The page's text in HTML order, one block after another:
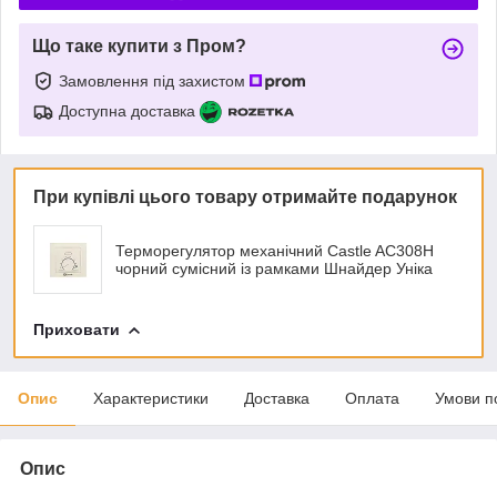
Що таке купити з Пром?
Замовлення під захистом
Доступна доставка
При купівлі цього товару отримайте подарунок
Терморегулятор механічний Castle AC308H
чорний сумісний із рамками Шнайдер Уніка
Приховати
Опис Характеристики Доставка Оплата Умови
Опис